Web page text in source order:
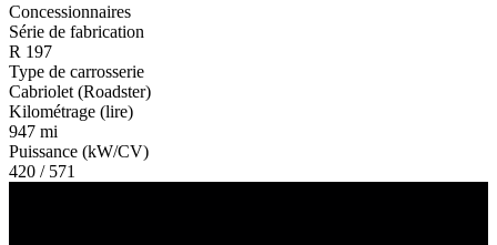
Concessionnaires
Série de fabrication
R 197
Type de carrosserie
Cabriolet (Roadster)
Kilométrage (lire)
947 mi
Puissance (kW/CV)
420 / 571